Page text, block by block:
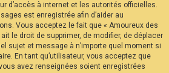
d’accès à internet et les autorités officielles.
est enregistrée afin d’aider au
Vous acceptez le fait que « Amoureux des
le droit de supprimer, de modifier, de déplacer
sujet et message à n’importe quel moment si
En tant qu’utilisateur, vous acceptez que
avez renseignées soient enregistrées